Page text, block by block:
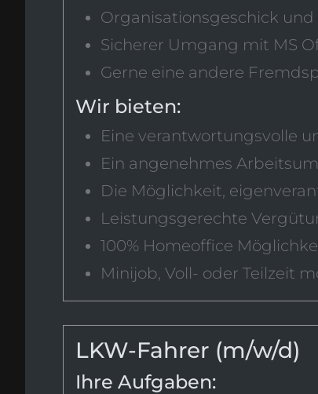
Organisationsgeschick
Sicherer Umgang mit MS
Gerne eine andere
Wir bieten:
Eine verantwortungsvolle
Ein angenehmes
Die Möglichkeit,
Leistungsgerechte
100% Homeoffice
Minijob, Voll- oder Teilzeit
LKW-Fahrer (m/w/d)
Ihre Aufgaben: